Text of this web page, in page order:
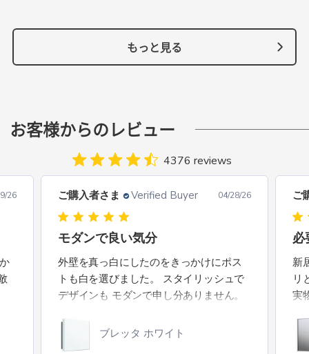
もっと見る
お客様からのレビュー
4376 reviews
26 ご購入者さま Verified Buyer 04/26/26
必要十分な機能性と高い意匠性
新居の洗面台用に購入しました。スッキ
リとしたラインにアルミの質感もよく、
実物を見ても意匠性には文句なく満足し
やすさや内部の棚の作りなど申し分あり
ません。総じて期待通りであり満足度の
コスメキャビミラー 45-60
ご
ス
淡
す